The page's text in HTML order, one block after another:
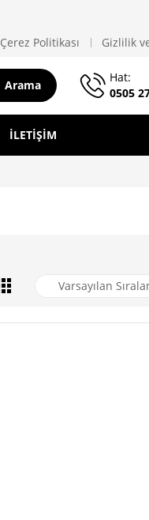
Çerez Politikası Gizlilik
Arama
Hat:
0505
İLETIŞIM